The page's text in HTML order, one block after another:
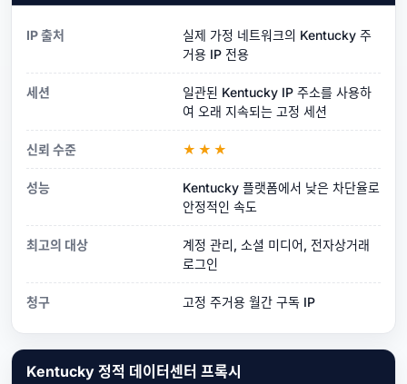
IP 출처
실제 가정 네트워크의 Kentucky 주
거용 IP 전용
세션
일관된 Kentucky IP 주소를 사용하
여 오래 지속되는 고정 세션
신뢰 수준 ★★★
성능
Kentucky 플랫폼에서 낮은 차단율로
안정적인 속도
최고의 대상
계정 관리, 소셜 미디어, 전자상거래
로그인
청구 고정 주거용 월간 구독 IP
Kentucky 정적 데이터센터 프록시